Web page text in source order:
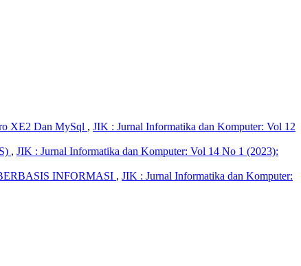
XE2 Dan MySql , JIK : Jurnal Informatika dan Komputer: Vol 12
, JIK : Jurnal Informatika dan Komputer: Vol 14 No 1 (2023):
INFORMASI , JIK : Jurnal Informatika dan Komputer: